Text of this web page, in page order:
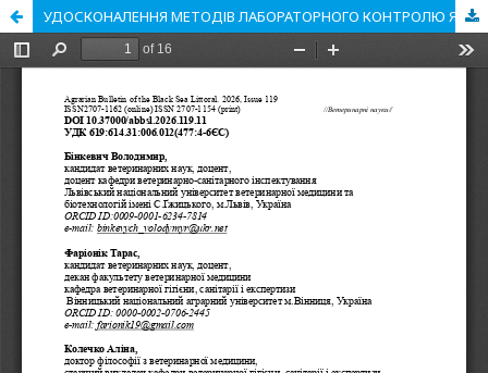
УДОСКОНАЛЕННЯ МЕТОДІВ ЛАБОРАТОРНОГО КОНТРОЛЮ ЯКОСТІ ХАРЧОВОЇ СИРОВИНИ В УМОВАХ ГАРМОНІЗАЦІЇ ЗАКОНОДАВСТВА УКРАЇНИ З ВИМОГАМИ ЄС